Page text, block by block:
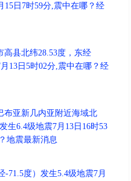
15日7时59分,震中在哪？经
高县北纬28.53度，东经
13日5时02分,震中在哪？经
布亚新几内亚附近海域北
生6.4级地震7月13日16时53
地震最新消息
-71.5度）发生5.4级地震7月